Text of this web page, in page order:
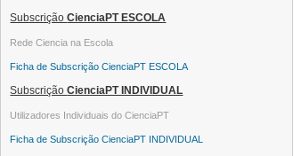
SubscriçãoCienciaPT ESCOLA
Rede Ciencia na Escola
Ficha de Subscrição CienciaPT ESCOLA
SubscriçãoCienciaPT INDIVIDUAL
Utilizadores Individuais do CienciaPT
Ficha de Subscrição CienciaPT INDIVIDUAL